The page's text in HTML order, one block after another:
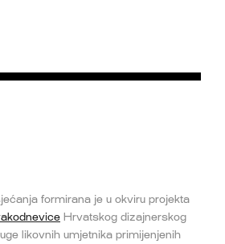
formirana je u okviru projekta
Hrvatskog dizajnerskog
likovnih umjetnika primijenjenih